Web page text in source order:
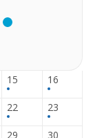
15 16
22 23
29 30